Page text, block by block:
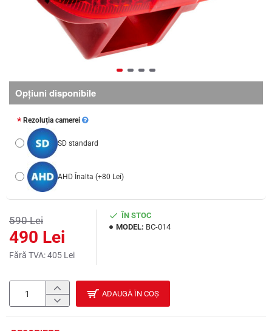
490 Lei
590 Lei
Fără TVA: 405 Lei
ÎN STOC
MODEL: BC-014
Opţiuni disponibile
Rezoluția camerei
SD standard
AHD Înalta (+80 Lei)
ADAUGĂ ÎN COȘ